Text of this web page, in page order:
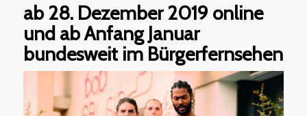
ab 28. Dezember 2019 online
und ab Anfang Januar
bundesweit im Bürgerfernsehen